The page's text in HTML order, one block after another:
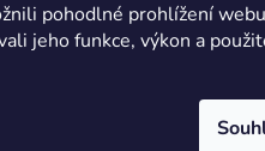
pohodlné prohlížení
jeho funkce, výkon a